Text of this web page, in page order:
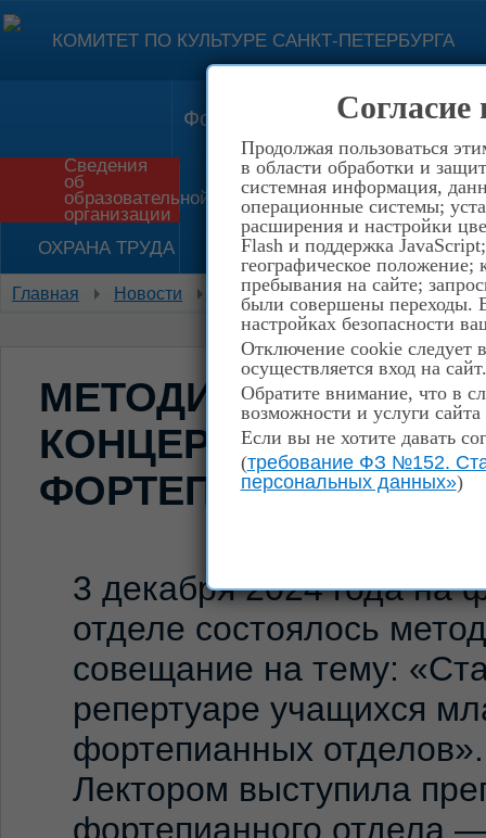
Согласие
Продолжая пользоваться
в области обработки и
системная информация,
операционные системы;
расширения и настройки
Flash и поддержка
географическое положение;
пребывания на сайте;
были совершены переходы.
настройках безопасности
Отключение cookie следует
осуществляется вход на сайт.
Обратите внимание, что в
возможности и услуги
Если вы не хотите давать
(требование ФЗ №152.
персональных данных»)
КОМИТЕТ ПО КУЛЬТУРЕ САНКТ-ПЕТЕРБУРГА
Форма обратной связи
Сведения
об
образовательной
организации
Приём в школу История
ОХРАНА ТРУДА НЕТ КОРРУПЦИИ!
Главная Новости События Методическое
МЕТОДИЧЕСКОЕ
КОНЦЕРТ
ФОРТЕПИАННОМ
3 декабря 2024 года на
отделе состоялось
совещание на тему:
репертуаре учащихся
фортепианных отделов».
Лектором выступила
фортепианного отдела